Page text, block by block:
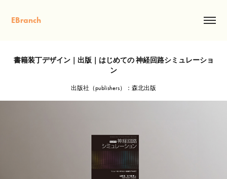
EBranch
書籍装丁デザイン｜出版｜はじめての 神経回路シミュレーショ
ン
出版社（publishers）：森北出版